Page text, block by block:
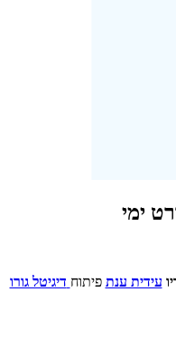
ימי
עידית ענת פיתוח דיגיטל גורו